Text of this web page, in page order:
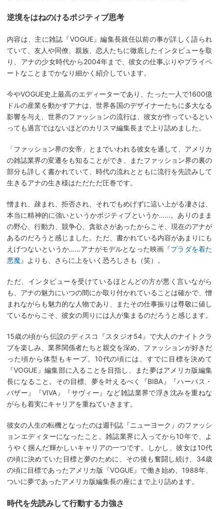
逆境をはねのけるポジティブ思考
内容は、主に雑誌『VOGUE』編集長就任以前の事が詳しく語られ
ていて、友人や同僚、親族、恋人たちに徹底したインタビューを取
り、アナの少女時代から2004年まで、彼女の仕事ぶりやプライベ
ートなことまでかなり細かく紹介しています。
今やVOGUE史上最高のエディーターであり、たった一人で1600億
ドルの産業を動かすアナは、世界各国のデザイナーたちに多大なる
影響を与え、世界のファッションの流行は、彼女が作っているとい
っても過言ではないほどのカリスマ編集長まで上り詰めました。
「ファッション界の女帝」とまでいわれる彼女を通して、アメリカ
の雑誌業界の変遷をも知ることができ、またファッション界の裏の
部分も詳しく書かれていて、時代の流れとともに流行を先読みして
生きるアナの生き様はただただ圧巻です。
憎まれ、疎まれ、拒否され、それでもめげずに這い上がる凄さは、
本当に精神的に強いというかポジティブというか……。ありのまま
の野心、行動力、競争心、貪欲さがあったからこそ、現在のアナが
あるのだろうと感じました。ただ、書かれている内容があまりにも
えげつないというか……アナがモデルとなった映画『プラダを着た
悪魔 』よりも、さらに上をいく恐ろしさも（笑）。
ただ、インタビューを受けているほとんどの方が悪く言いながら
も、アナの魅力にいつの間にか取り付かれていることは確かで、憎
まれながらも魅力的な人物であり、またその仕事振りは尊敬に値し
ているからこそ、彼女の周りには人が集まるのだろうと感じます。
15歳の頃から伝説のディスコ『スタジオ54』で大人のナイトクラ
ブを楽しみ、業界関係者たちと親交を深め、ファッションが好きだ
った頃から体型もキープ。10代の頃には、すでに目標を決めて
『VOGUE』編集部に入ることを目指し、また夢はアメリカ版編集
長になること。その目標、夢を叶えるべく『BIBA』『ハーパス・
バザー』『VIVA』『サヴィー』など雑誌業界で浮き沈みを重ねな
がらも着実にキャリアを重ねていきます。
彼女の人生の転機となったのは週刊誌『ニューヨーク』のファッシ
ョンエディターになったこと。雑誌業界に入ってから10年で、よ
うやく掴んだ輝かしいキャリアの一つです。しかし、彼女は10代
の頃に決めていた目標と夢のために、その後も奮闘し続け、34歳
の頃に目標であったアメリカ版『VOGUE』で働き始め、1988年、
ついに夢であったアメリカ版編集長の座にまで上り詰めます。
時代を先読みして行動する力強さ